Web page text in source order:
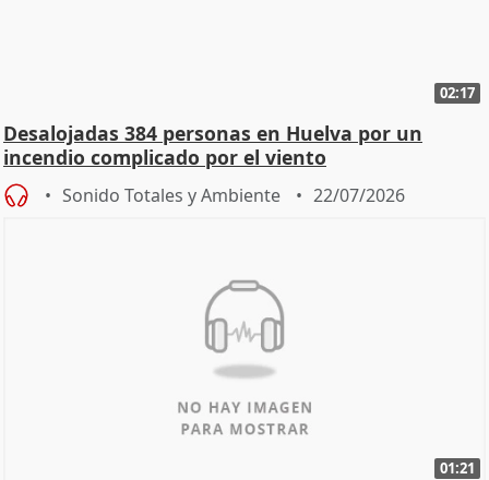
02:17
Desalojadas 384 personas en Huelva por un
incendio complicado por el viento
Sonido Totales y Ambiente 22/07/2026
01:21